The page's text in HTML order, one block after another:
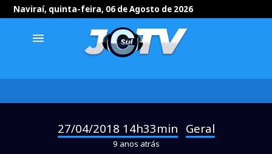
Naviraí, quinta-feira, 06 de Agosto de 2026
menu
27/04/2018 14h33min Geral
9 anos atrás